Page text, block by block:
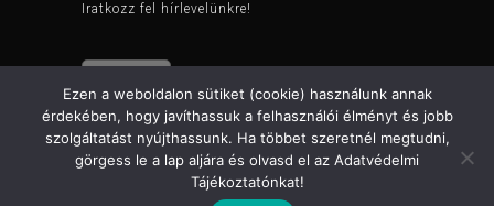
Iratkozz fel hírlevelünkre!
ÁSZF
Adatvédelem
Ezen a weboldalon sütiket (cookie) használunk annak
érdekében, hogy javíthassuk a felhasználói élményt és jobb
szolgáltatást nyújthassunk. Ha többet szeretnél megtudni,
görgess le a lap aljára és olvasd el az Adatvédelmi
Tájékoztatónkat!